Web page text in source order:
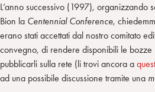
L’anno successivo (1997), organizzando
Bion la Centennial Conference,
erano stati accettati dal nostro comitato
convegno, di rendere disponibili le
pubblicarli sulla rete (li trovi ancora a
ad una possibile discussione tramite una